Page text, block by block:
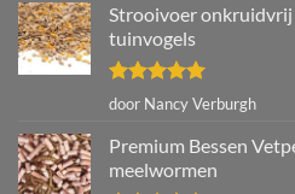
Strooivoer onkruidvrij
tuinvogels
Gewaardeerd
door Nancy Verburgh
Premium Bessen
meelwormen